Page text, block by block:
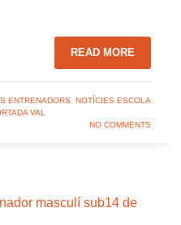
READ MORE
ENTRENADORS, NOTÍCIES ESCOLA
VAL
NO COMMENTS
masculí sub14 de